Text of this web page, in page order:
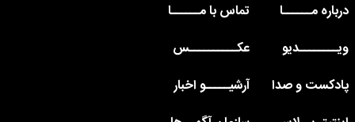
درباره مــــــا
تماس با مــــــا
ویــــــــدیو
عکــــــــــس
پادکست و صدا
آرشیـــــو اخبار